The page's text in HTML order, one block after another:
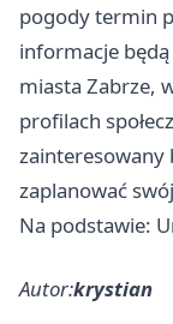
pogody termin
informacje będą
miasta Zabrze,
profilach
zainteresowany
zaplanować
Na podstawie:
Autor:krystian